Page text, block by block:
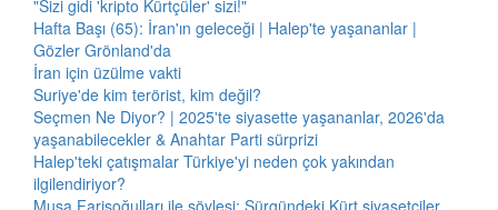
"Sizi gidi 'kripto Kürtçüler' sizi!"
Hafta Başı (65): İran'ın geleceği | Halep'te yaşananlar |
Gözler Grönland'da
İran için üzülme vakti
Suriye'de kim terörist, kim değil?
Seçmen Ne Diyor? | 2025'te siyasette yaşananlar, 2026'da
yaşanabilecekler & Anahtar Parti sürprizi
Halep'teki çatışmalar Türkiye'yi neden çok yakından
ilgilendiriyor?
Musa Farisoğulları ile söyleşi: Sürgündeki Kürt siyasetçiler